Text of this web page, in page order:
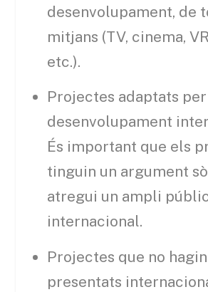
desenvolupament, de
mitjans (TV, cinema,
etc.).
Projectes adaptats
desenvolupament
És important que els
tinguin un argument
atregui un ampli
internacional.
Projectes que no
presentats